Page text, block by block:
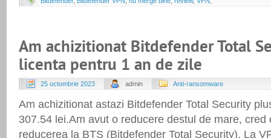
Am achizitionat Bitdefender Total
licenta pentru 1 an de zile
25 octombrie 2023 admin Anti-ransomware
Am achizitionat astazi Bitdefender Total Security
307.54 lei.Am avut o reducere destul de mare, cred
reducerea la BTS (Bitdefender Total Security). La